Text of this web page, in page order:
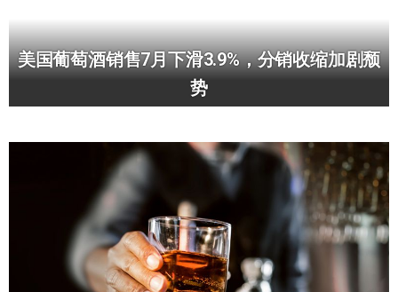
美国葡萄酒销售7月下滑3.9%，分销收缩加剧颓
势